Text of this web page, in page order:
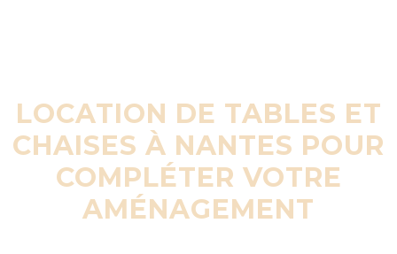
LOCATION DE TABLES ET
CHAISES À NANTES POUR
COMPLÉTER VOTRE
AMÉNAGEMENT